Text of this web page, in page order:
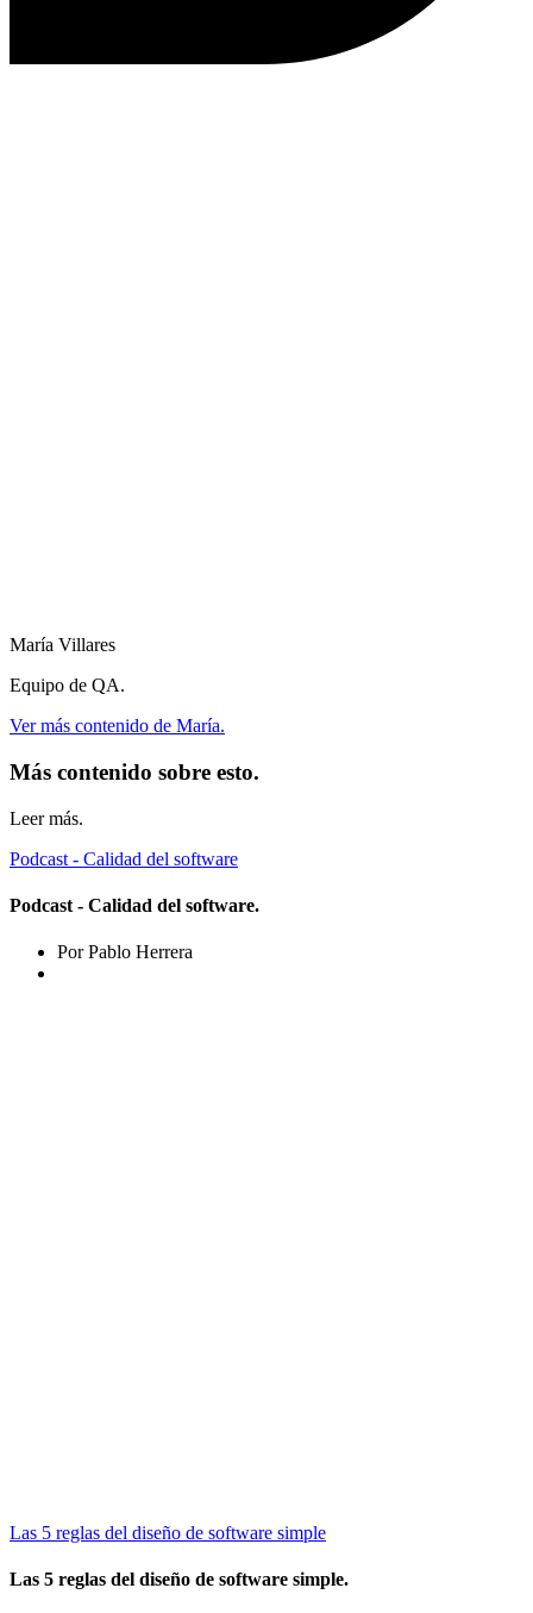
María Villares
Equipo de QA.
Ver más contenido de María.
Más contenido sobre esto.
Leer más.
Podcast - Calidad del software
Podcast - Calidad del software.
Por Pablo Herrera
Las 5 reglas del diseño de software simple
Las 5 reglas del diseño de software simple.